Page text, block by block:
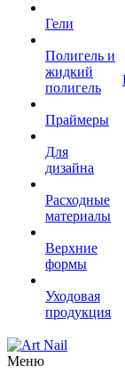
Гели
Полигель и
жидкий
полигель
Праймеры
Для
дизайна
Расходные
материалы
Верхние
формы
Уходовая
продукция
Меню